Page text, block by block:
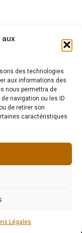
des technologies
aux informations des
nous permettra de
navigation ou les ID
de retirer son
caractéristiques
Légales
vélo vintage
lampe tour